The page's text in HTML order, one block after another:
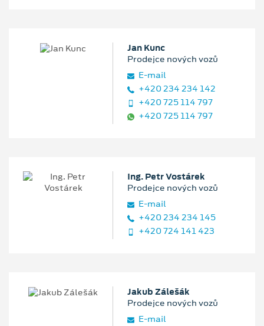
Jan Kunc
Prodejce nových vozů
E‑mail
+420 234 234 142
+420 725 114 797
+420 725 114 797
Ing. Petr Vostárek
Prodejce nových vozů
E‑mail
+420 234 234 145
+420 724 141 423
Jakub Zálešák
Prodejce nových vozů
E‑mail